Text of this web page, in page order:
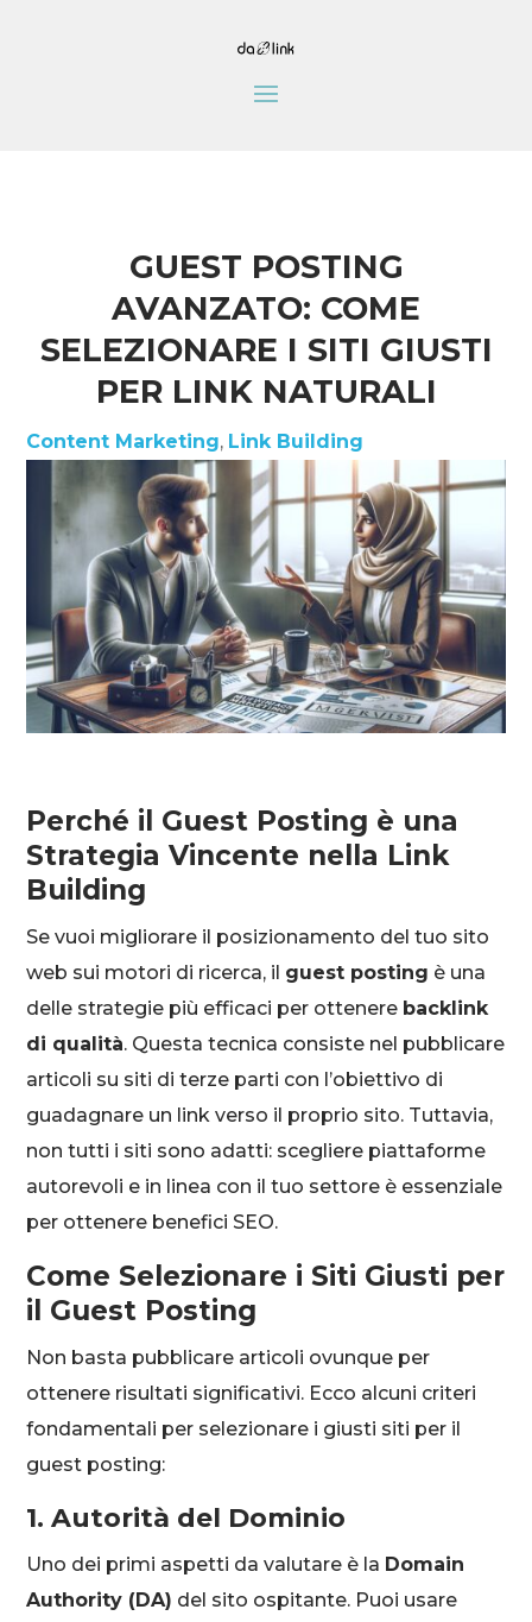
GUEST POSTING
AVANZATO: COME
SELEZIONARE I SITI GIUSTI
PER LINK NATURALI
Content Marketing, Link Building
Perché il Guest Posting è una
Strategia Vincente nella Link
Building
Se vuoi migliorare il posizionamento del tuo sito
web sui motori di ricerca, il guest posting è una
delle strategie più efficaci per ottenere backlink
di qualità. Questa tecnica consiste nel pubblicare
articoli su siti di terze parti con l’obiettivo di
guadagnare un link verso il proprio sito. Tuttavia,
non tutti i siti sono adatti: scegliere piattaforme
autorevoli e in linea con il tuo settore è essenziale
per ottenere benefici SEO.
Come Selezionare i Siti Giusti per
il Guest Posting
Non basta pubblicare articoli ovunque per
ottenere risultati significativi. Ecco alcuni criteri
fondamentali per selezionare i giusti siti per il
guest posting:
1. Autorità del Dominio
Uno dei primi aspetti da valutare è la Domain
Authority (DA) del sito ospitante. Puoi usare